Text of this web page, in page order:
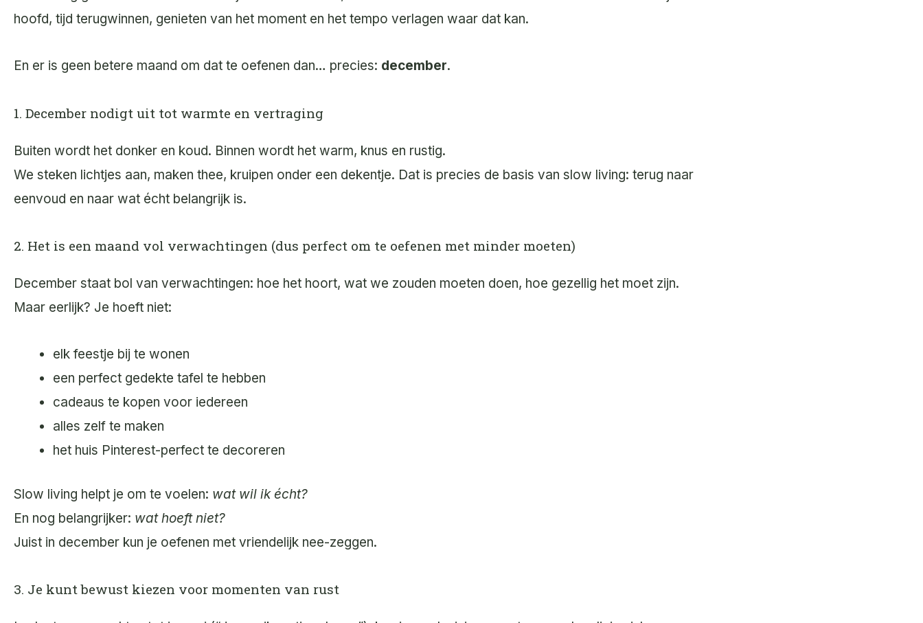
hoofd, tijd terugwinnen, genieten van het moment en het tempo verlagen waar dat kan.
En er is geen betere maand om dat te oefenen dan… precies: december.
1. December nodigt uit tot warmte en vertraging
Buiten wordt het donker en koud. Binnen wordt het warm, knus en rustig.
We steken lichtjes aan, maken thee, kruipen onder een dekentje. Dat is precies de basis van slow living: terug naar
eenvoud en naar wat écht belangrijk is.
2. Het is een maand vol verwachtingen (dus perfect om te oefenen met minder moeten)
December staat bol van verwachtingen: hoe het hoort, wat we zouden moeten doen, hoe gezellig het moet zijn.
Maar eerlijk? Je hoeft niet:
elk feestje bij te wonen
een perfect gedekte tafel te hebben
cadeaus te kopen voor iedereen
alles zelf te maken
het huis Pinterest-perfect te decoreren
Slow living helpt je om te voelen: wat wil ik écht?
En nog belangrijker: wat hoeft niet?
Juist in december kun je oefenen met vriendelijk nee-zeggen.
3. Je kunt bewust kiezen voor momenten van rust